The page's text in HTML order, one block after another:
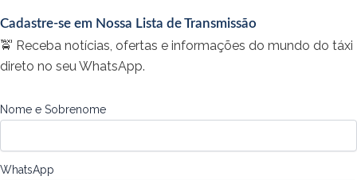
Cadastre-se em Nossa Lista de Transmissão
🚖 Receba notícias, ofertas e informações do mundo do táxi
direto no seu WhatsApp.
Nome e Sobrenome
WhatsApp